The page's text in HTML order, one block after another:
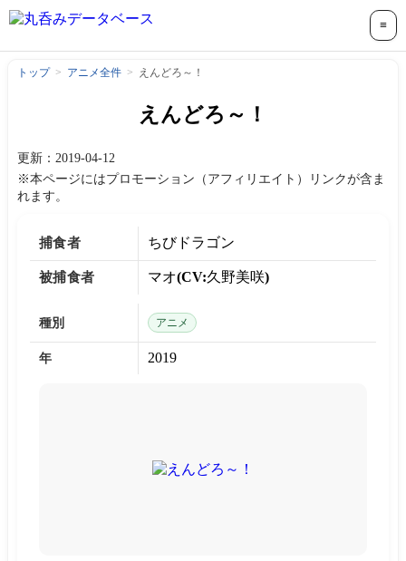
≡
トップ アニメ全件 えんどろ～！
えんどろ～！
更新：2019-04-12
※本ページにはプロモーション（アフィリエイト）リンクが含ま
れます。
捕食者 ちびドラゴン
被捕食者 マオ(CV:久野美咲)
種別 アニメ
年 2019